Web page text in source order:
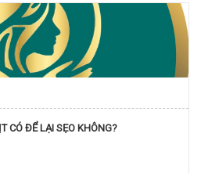
CÓ ĐỂ LẠI SẸO KHÔNG?